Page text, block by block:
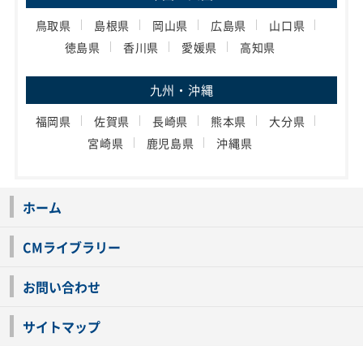
鳥取県 島根県 岡山県 広島県
山口県
徳島県
香川県 愛媛県 高知県
九州・沖縄
福岡県 佐賀県 長崎県 熊本県
大分県
宮崎県
鹿児島県 沖縄県
ホーム
CMライブラリー
お問い合わせ
サイトマップ